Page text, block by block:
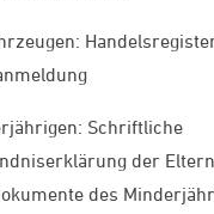
Schriftliche
der
des